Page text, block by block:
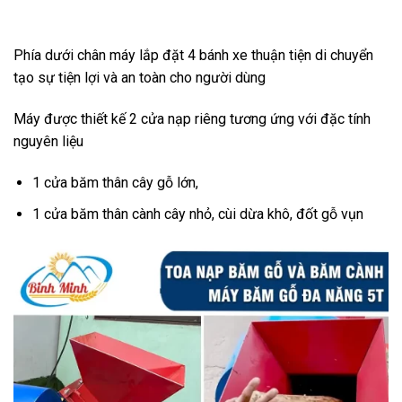
Phía dưới chân máy lắp đặt 4 bánh xe thuận tiện di chuyển
tạo sự tiện lợi và an toàn cho người dùng
Máy được thiết kế 2 cửa nạp riêng tương ứng với đặc tính
nguyên liệu
1 cửa băm thân cây gỗ lớn,
1 cửa băm thân cành cây nhỏ, cùi dừa khô, đốt gỗ vụn